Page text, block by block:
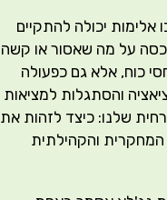
אלימות יכולה להתקיים
על מה שאסור או קשה
כוח, אלא גם כפעולה
והסתגלות למציאות
שלנו: כיצד לזהות את
המחקרית והקהילתית